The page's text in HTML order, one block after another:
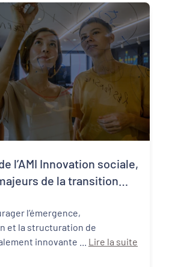
l’AMI Innovation sociale,
de la transition
l’émergence,
et la structuration de
Lire la suite